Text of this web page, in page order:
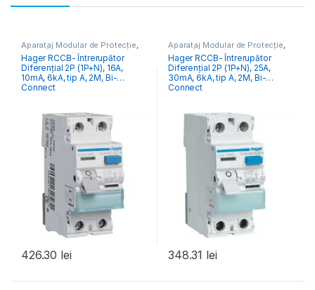
Aparataj Modular de Protecție,
RCCB Întrerupătoare Diferențiale
Hager RCCB- Întrerupător
Diferențial 2P (1P+N), 16A,
10mA, 6kA, tip A, 2M, Bi-
Connect
426.30 lei
Aparataj Modular de Protecție,
RCCB Întrerupătoare Diferențiale
Hager RCCB- Întrerupător
Diferențial 2P (1P+N), 25A,
30mA, 6kA, tip A, 2M, Bi-
Connect
348.31 lei